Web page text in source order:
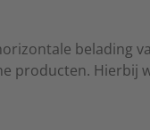
belading
producten. Hierbij